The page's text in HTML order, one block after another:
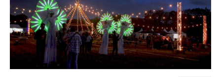
Contact
Professionnels/Event managers
Les Danseuses Bulles